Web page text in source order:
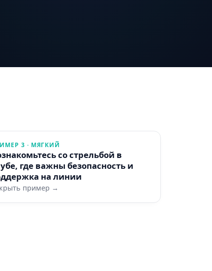
3 · МЯГКИЙ
со стрельбой в
где важны безопасность и
на линии
пример →